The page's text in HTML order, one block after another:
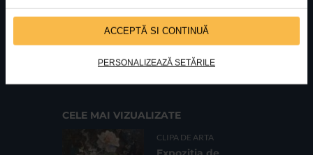
ACCEPTĂ SI CONTINUĂ
PERSONALIZEAZĂ SETĂRILE
Cod fiscal: 9164384Sediu social: Str. Delfinului, Nr. 6, parter Bl. 42,
CELE MAI VIZUALIZATE
CLIPA DE ARTA